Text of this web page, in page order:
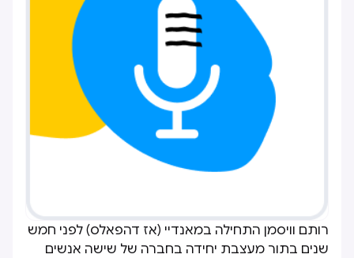
רותם וויסמן התחילה במאנדיי (אז דהפאלס) לפני חמש
שנים בתור מעצבת יחידה בחברה של שישה אנשים